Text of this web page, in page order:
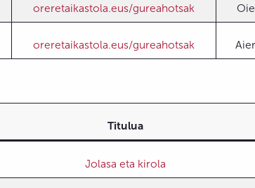
oreretaikastola.eus/gureahotsak
oreretaikastola.eus/gureahotsak
Titulua
Jolasa eta kirola